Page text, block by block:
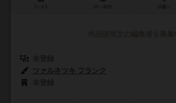
ツァルネツキ フランク